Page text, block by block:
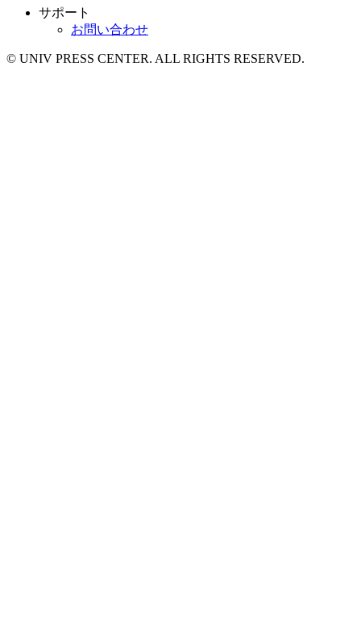
サポート
お問い合わせ
© UNIV PRESS CENTER. ALL RIGHTS RESERVED.